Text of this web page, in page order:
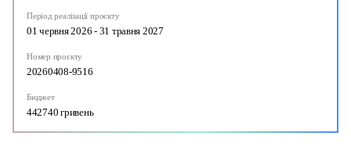
Період реалізації проєкту
01 червня 2026 - 31 травня 2027
Номер проєкту
20260408-9516
Бюджет
442740 гривень